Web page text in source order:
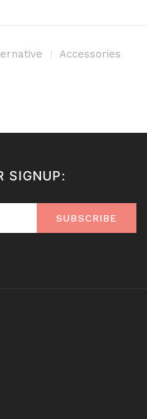
Accessories
SIGNUP:
SUBSCRIBE